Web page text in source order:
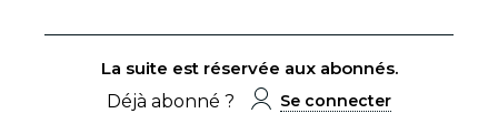
La suite est réservée aux abonnés.
Déjà abonné ?
Se connecter